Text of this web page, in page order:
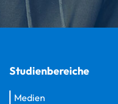
Studienbereiche
Medien